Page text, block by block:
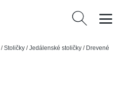
Hľadať:
/Stoličky /Jedálenské stoličky / Drevené